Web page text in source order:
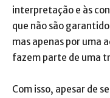
interpretação e às
que não são
mas apenas por uma
fazem parte de uma
Com isso, apesar de